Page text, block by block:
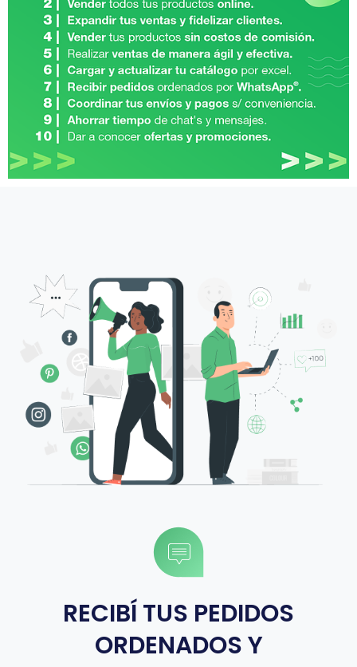
RECIBÍ TUS PEDIDOS
ORDENADOS Y